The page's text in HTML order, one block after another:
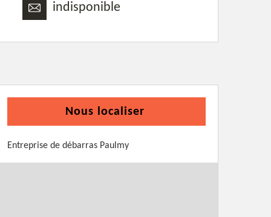
indisponible
Nous localiser
Entreprise de débarras Paulmy